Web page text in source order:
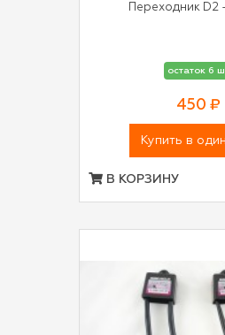
Переходник D2
остаток 6
450 ₽
Купить в
В КОРЗИНУ